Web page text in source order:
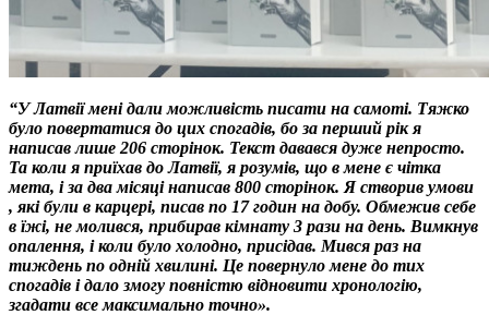
“У Латвії мені дали можливість писати на самоті. Тяжко
було повертатися до цих спогадів, бо за перший рік я
написав лише 206 сторінок. Текст давався дуже непросто.
Та коли я приїхав до Латвії, я розумів, що в мене є чітка
мета, і за два місяці написав 800 сторінок. Я створив умови
, які були в карцері, писав по 17 годин на добу. Обмежив себе
в їжі, не молився, прибирав кімнату 3 рази на день. Вимкнув
опалення, і коли було холодно, присідав. Мився раз на
тиждень по одній хвилині. Це повернуло мене до тих
спогадів і дало змогу повністю відновити хронологію,
згадати все максимально точно».